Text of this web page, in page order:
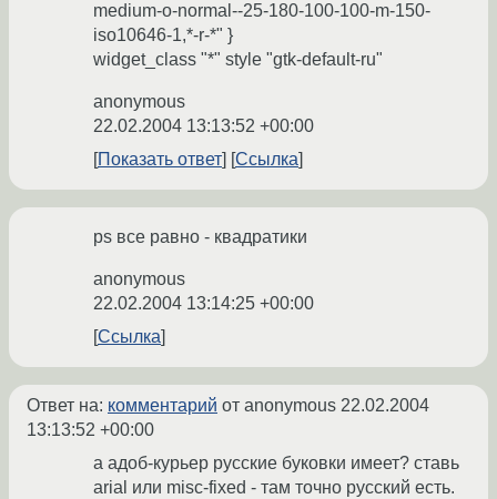
medium-o-normal--25-180-100-100-m-150-
iso10646-1,*-r-*" }
widget_class "*" style "gtk-default-ru"
anonymous
22.02.2004 13:13:52 +00:00
Показать ответ
Ссылка
ps все равно - квадратики
anonymous
22.02.2004 13:14:25 +00:00
Ссылка
Ответ на: комментарий от anonymous 22.02.2004
13:13:52 +00:00
а адоб-курьер русские буковки имеет? ставь
arial или misc-fixed - там точно русский есть.